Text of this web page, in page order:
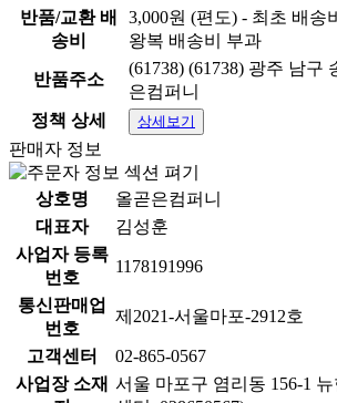
반품/교환 배
송비
3,000원 (편도) - 최초 배송
왕복 배송비 부과
반품주소
(61738) (61738) 광주 남구
은컴퍼니
정책 상세
상세보기
판매자 정보
상호명
올곧은컴퍼니
대표자
김성훈
사업자 등록
번호
1178191996
통신판매업
번호
제2021-서울마포-2912호
고객센터
02-865-0567
사업장 소재 서울 마포구 염리동 156-1